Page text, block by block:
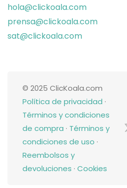
hola@clickoala.com
prensa@clickoala.com
sat@clickoala.com
© 2025 ClicKoala.com
Política de privacidad ·
Términos y condiciones
de compra · Términos y
condiciones de uso ·
Reembolsos y
devoluciones · Cookies